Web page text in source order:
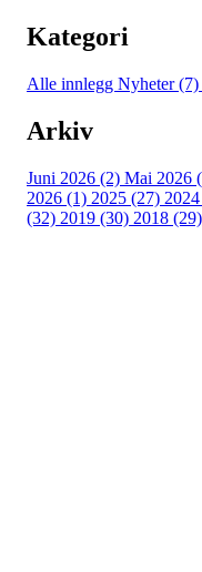
Kategori
Alle innlegg Nyheter (7)
Arkiv
Juni 2026 (2) Mai 2026
2026 (1) 2025 (27)
(32) 2019 (30) 2018 (29)